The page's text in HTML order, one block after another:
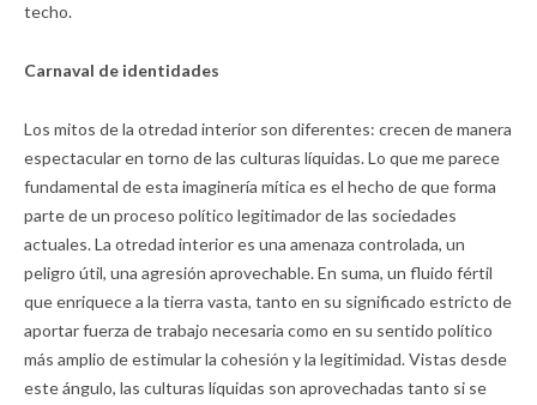
techo.
Carnaval de identidades
Los mitos de la otredad interior son diferentes: crecen de manera
espectacular en torno de las culturas líquidas. Lo que me parece
fundamental de esta imaginería mítica es el hecho de que forma
parte de un proceso político legitimador de las sociedades
actuales. La otredad interior es una amenaza controlada, un
peligro útil, una agresión aprovechable. En suma, un fluido fértil
que enriquece a la tierra vasta, tanto en su significado estricto de
aportar fuerza de trabajo necesaria como en su sentido político
más amplio de estimular la cohesión y la legitimidad. Vistas desde
este ángulo, las culturas líquidas son aprovechadas tanto si se